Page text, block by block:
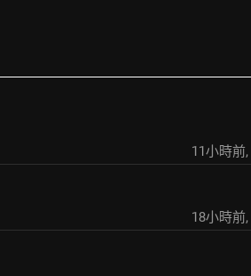
11小時前,
18小時前,